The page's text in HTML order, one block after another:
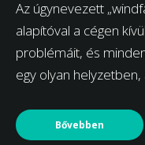
Az úgynevezett
alapítóval a cégen
problémáit, és
egy olyan
Bővebben